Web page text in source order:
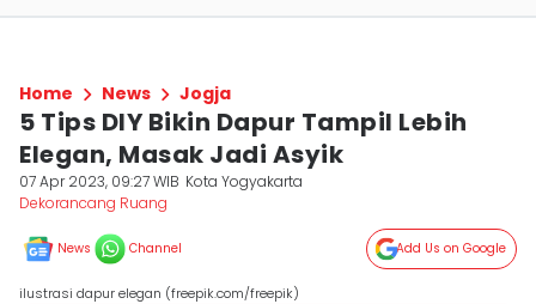
Home News Jogja
5 Tips DIY Bikin Dapur Tampil Lebih
Elegan, Masak Jadi Asyik
07 Apr 2023, 09:27 WIB Kota Yogyakarta
Dekorancang Ruang
News Channel Add Us on Google
ilustrasi dapur elegan (freepik.com/freepik)